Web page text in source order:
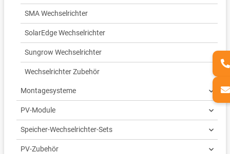
SMA Wechselrichter
SolarEdge Wechselrichter
Sungrow Wechselrichter
Wechselrichter Zubehör
Montagesysteme
PV-Module
Speicher-Wechselrichter-Sets
PV-Zubehör